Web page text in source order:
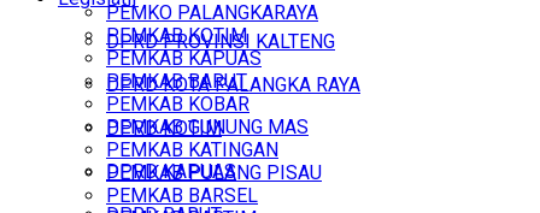
DPRD PROVINSI KALTENG
DPRD KOTA PALANGKA RAYA
DPRD KOTIM
DPRD KAPUAS
PEMKO PALANGKARAYA
PEMKAB KOTIM
PEMKAB KAPUAS
PEMKAB BARUT
PEMKAB KOBAR
PEMKAB GUNUNG MAS
PEMKAB KATINGAN
PEMKAB PULANG PISAU
PEMKAB BARSEL